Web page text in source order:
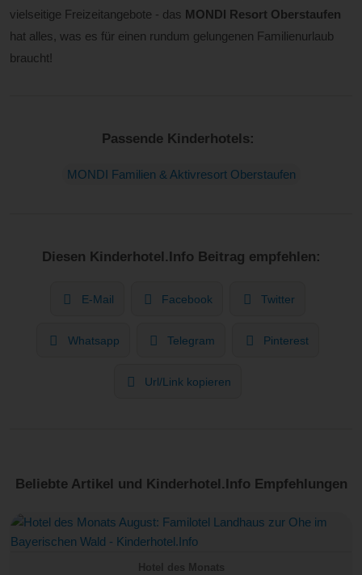
vielseitige Freizeitangebote - das MONDI Resort Oberstaufen
hat alles, was es für einen rundum gelungenen Familienurlaub
braucht!
Passende Kinderhotels:
MONDI Familien & Aktivresort Oberstaufen
Diesen Kinderhotel.Info Beitrag empfehlen:
E-Mail Facebook Twitter
Whatsapp Telegram Pinterest
Url/Link kopieren
Beliebte Artikel und Kinderhotel.Info Empfehlungen